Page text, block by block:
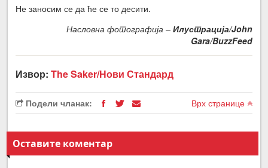
Не заносим се да ће се то десити.
Насловна фотографија – Илустрација/John
Gara/BuzzFeed
Извор:The Saker/Нови Стандард
Подели чланак: Врх странице
Оставите коментар